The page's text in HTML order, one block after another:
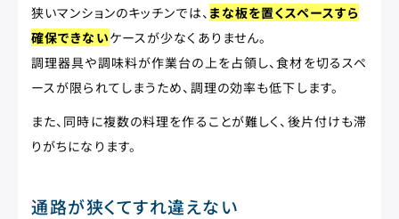
狭いマンションのキッチンでは、 まな板を置くスペースすら
確保できないケースが少なくありません。
調理器具や調味料が作業台の上を占領し、食材を切るスペ
ースが限られてしまうため、調理の効率も低下します。
また、同時に複数の料理を作ることが難しく、後片付けも滞
りがちになります。
通路が狭くてすれ違えない